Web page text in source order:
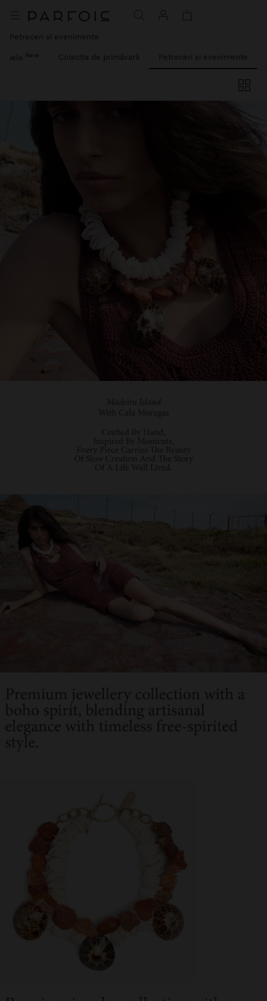
Petreceri și evenimente
Piele New Colecția de primăvară Petreceri și evenimente